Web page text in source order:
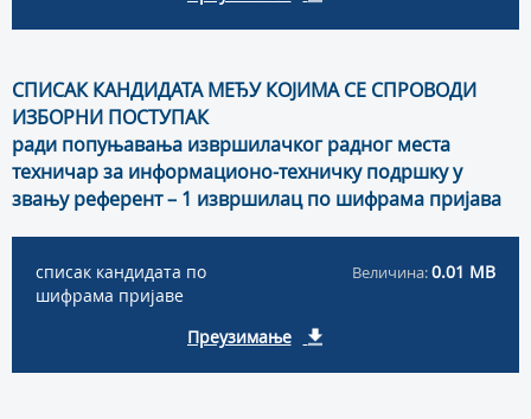
СПИСАК КАНДИДАТА МЕЂУ КОЈИМА СЕ СПРОВОДИ
ИЗБОРНИ ПОСТУПАК
ради попуњавања извршилачког радног места
техничар за информационо-техничку подршку у
звању референт – 1 извршилац по шифрама пријава
списак кандидата по
шифрама пријаве
Величина:0.01 MB
Преузимање